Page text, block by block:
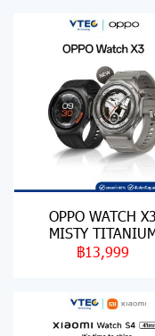
OPPO WATCH X3
MISTY
฿13,999